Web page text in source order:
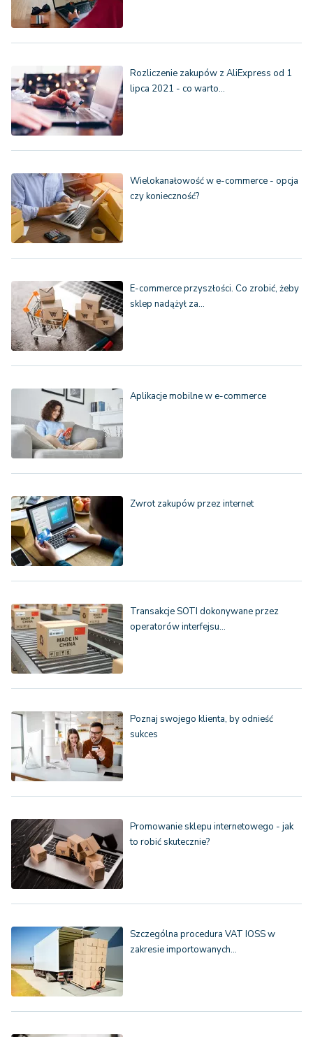
Rozliczenie zakupów z AliExpress od 1
lipca 2021 - co warto…
Wielokanałowość w e-commerce - opcja
czy konieczność?
E-commerce przyszłości. Co zrobić, żeby
sklep nadążył za…
Aplikacje mobilne w e-commerce
Zwrot zakupów przez internet
Transakcje SOTI dokonywane przez
operatorów interfejsu…
Poznaj swojego klienta, by odnieść
sukces
Promowanie sklepu internetowego - jak
to robić skutecznie?
Szczególna procedura VAT IOSS w
zakresie importowanych…